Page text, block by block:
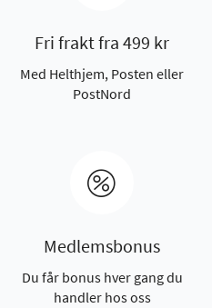
Fri frakt fra 499 kr
Med Helthjem, Posten eller
PostNord
Medlemsbonus
Du får bonus hver gang du
handler hos oss